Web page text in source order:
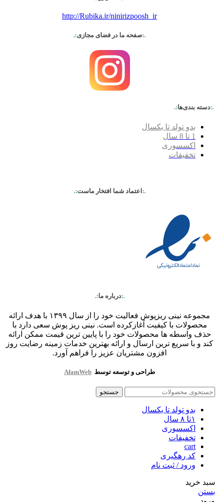
http://Rubika.ir/ninirizpoosh_ir
.:صفحه ما در فضای مجازی:.
.:دسته بندی‌ها:.
بدو تولد تا یکسال
1 تا 8 سال
اکسسوری
تخفیفات
.:اعتماد شما افتخار ماست:.
.:درباره ما:.
مجموعه نینی ریزپوش فعالیت خود را از سال ۱۳۹۹ با هدف ارائه
محصولات با کیفیت آغازکرده است. نینی ریز پوش سعی دارد با
حذف واسطه ها محصولات خود را با پایین ترین قیمت ممکن ارائه
کند و با سریع ترین ارسال و ارائه بهترین خدمات زمینه رضایت روز
افزون مشتریان عزیز را فراهم آورد.
طراحی و توسعه توسط AfamWeb
جستجو
بدو تولد تا یکسال
۱تا ۸ سال
اکسسوری
تخفیفات
cart
کد رهگیری
ورود / ثبت نام
سبد خرید
بستن